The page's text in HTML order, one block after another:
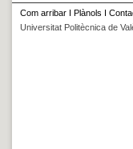
Com arribar I Plànols I
Universitat Politècnica de